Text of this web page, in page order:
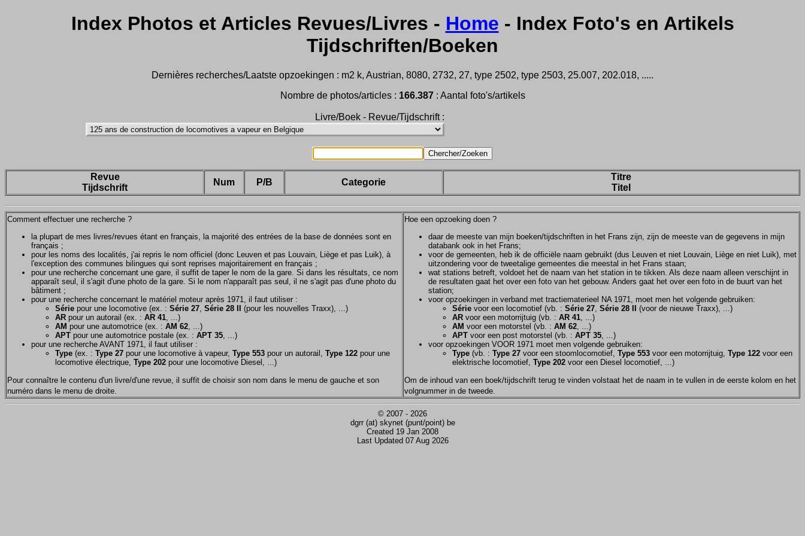
Index Photos et Articles Revues/Livres - Home - Index Foto's en Artikels
Tijdschriften/Boeken
Dernières recherches/Laatste opzoekingen : m2 k, Austrian, 8080, 2732, 27, type 2502, type 2503, 25.007, 202.018, .....
Nombre de photos/articles : 166.387: Aantal foto's/artikels
Livre/Boek - Revue/Tijdschrift :
Revue
Tijdschrift
Num P/B Categorie
Titre
Titel
Comment effectuer une recherche ?
la plupart de mes livres/revues étant en français, la majorité des entrées de la base de données sont en
français ;
pour les noms des localités, j'ai repris le nom officiel (donc Leuven et pas Louvain, Liège et pas Luik), à
l'exception des communes bilingues qui sont reprises majoritairement en français ;
pour une recherche concernant une gare, il suffit de taper le nom de la gare. Si dans les résultats, ce nom
apparaît seul, il s'agit d'une photo de la gare. Si le nom n'apparaît pas seul, il ne s'agit pas d'une photo du
bâtiment ;
pour une recherche concernant le matériel moteur après 1971, il faut utiliser :
Série pour une locomotive (ex. : Série 27 Série 28 II
(pour les nouvelles Traxx), ...)
AR pour un autorail (ex. : AR 41 , ...)
AM pour une automotrice (ex. : AM 62 , ...)
APT pour une automotrice postale (ex. : APT 35 , ...)
pour une recherche AVANT 1971, il faut utiliser :
Type (ex. : Type 27 pour une locomotive à vapeur, Type 553 pour un autorail, Type 122 pour une
locomotive électrique, Type 202 pour une locomotive Diesel, ...)
Pour connaître le contenu d'un livre/d'une revue, il suffit de choisir son nom dans le menu de gauche et son
numéro dans le menu de droite.
Hoe een opzoeking doen ?
daar de meeste van mijn boeken/tijdschriften in het Frans zijn, zijn de meeste van de gegevens in mijn
databank ook in het Frans;
voor de gemeenten, heb ik de officiële naam gebruikt (dus Leuven et niet Louvain, Liège en niet Luik), met
uitzondering voor de tweetalige gemeentes die meestal in het Frans staan;
wat stations betreft, voldoet het de naam van het station in te tikken. Als deze naam alleen verschijnt in
de resultaten gaat het over een foto van het gebouw. Anders gaat het over een foto in de buurt van het
station;
voor opzoekingen in verband met tractiematerieel NA 1971, moet men het volgende gebruiken:
Série voor een locomotief (vb. : Série 27 Série 28 II
(voor de nieuwe Traxx), ...)
AR voor een motorrijtuig (vb. : AR 41 , ...)
AM voor een motorstel (vb. : AM 62 , ...)
APT voor een post motorstel (vb. : APT 35 , ...)
voor opzoekingen VOOR 1971 moet men volgende gebruiken:
Type (vb. : Type 27 voor een stoomlocomotief, Type 553 voor een motorrijtuig, Type 122 voor een
elektrische locomotief, Type 202 voor een Diesel locomotief, ...)
Om de inhoud van een boek/tijdschrift terug te vinden volstaat het de naam in te vullen in de eerste kolom en het
volgnummer in de tweede.
© 2007 - 2026
dgrr (at) skynet (punt/point) be
Created 19 Jan 2008
Last Updated 07 Aug 2026